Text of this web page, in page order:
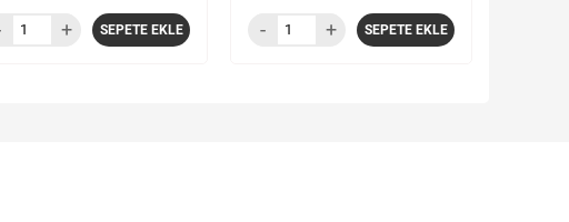
SEPETE EKLE SEPETE EKLE